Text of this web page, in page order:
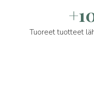
Tuoreet tuotteet